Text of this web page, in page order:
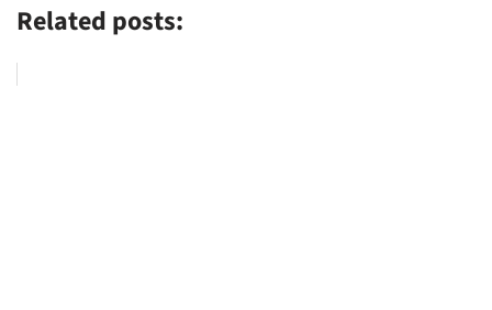
Related posts: